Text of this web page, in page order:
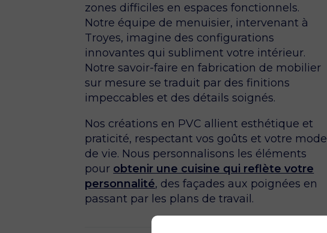
zones difficiles en espaces fonctionnels.
Notre équipe de menuisier, intervenant à
Troyes, imagine des configurations
innovantes qui subliment votre intérieur.
Notre savoir-faire en fabrication de mobilier
sur mesure se traduit par des finitions
impeccables et des détails soignés.
Nos créations en PVC allient esthétique et
praticité, respectant vos goûts et votre mode
de vie. Nous personnalisons les éléments
pour obtenir une cuisine qui reflète votre
personnalité, des façades aux poignées en
passant par les plans de travail.